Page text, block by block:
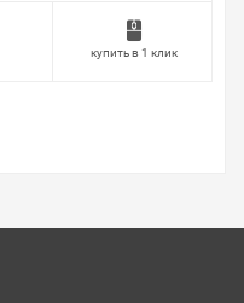
купить в 1 клик